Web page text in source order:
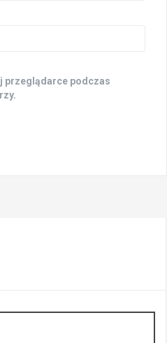
przeglądarce podczas